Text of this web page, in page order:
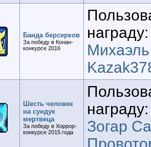
Банда берсерков
За победу в Конан-
конкурсе 2016
Шесть человек
на сундук
мертвеца
За победу в Хоррор-
конкурсе 2015 года
Зогар